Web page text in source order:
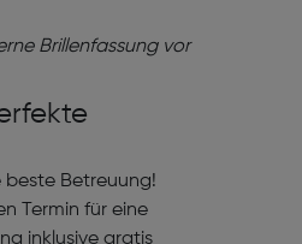
beste Betreuung!
Termin für eine
inklusive gratis